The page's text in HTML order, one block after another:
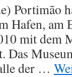
Portimão
Hafen, am
mit dem
Das
der …